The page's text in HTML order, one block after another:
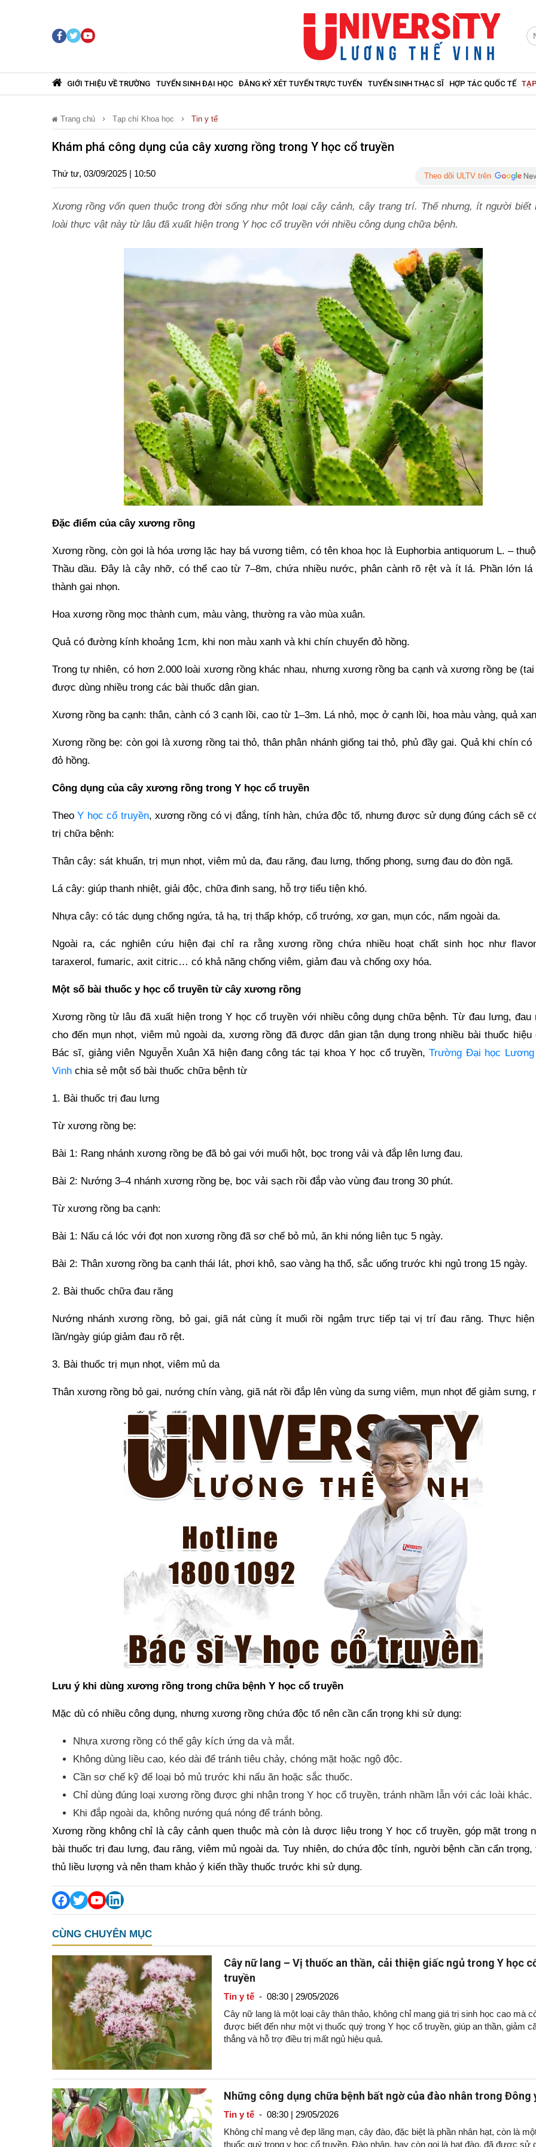
GIỚI THIỆU VỀ TRƯỜNG TUYỂN SINH ĐẠI HỌC ĐĂNG KÝ XÉT TUYỂN TRỰC TUYẾN TUYỂN SINH THẠC SĨ HỢP TÁC QUỐC TẾ
Trang chủ Tạp chí Khoa học Tin y tế
Khám phá công dụng của cây xương rồng trong Y học cổ truyền
Thứ tư, 03/09/2025 | 10:50 Theo dõi ULTV trên
Xương rồng vốn quen thuộc trong đời sống như một loại cây cảnh, cây trang trí. Thế nhưng, ít người biết
loài thực vật này từ lâu đã xuất hiện trong Y học cổ truyền với nhiều công dụng chữa bệnh.
Đặc điểm của cây xương rồng
Xương rồng, còn gọi là hóa ương lặc hay bá vương tiêm, có tên khoa học là Euphorbia antiquorum L. –
Thầu dầu. Đây là cây nhỡ, có thể cao từ 7–8m, chứa nhiều nước, phân cành rõ rệt và ít lá. Phần lớn lá
thành gai nhọn.
Hoa xương rồng mọc thành cụm, màu vàng, thường ra vào mùa xuân.
Quả có đường kính khoảng 1cm, khi non màu xanh và khi chín chuyển đỏ hồng.
Trong tự nhiên, có hơn 2.000 loài xương rồng khác nhau, nhưng xương rồng ba cạnh và xương rồng bẹ
được dùng nhiều trong các bài thuốc dân gian.
Xương rồng ba cạnh: thân, cành có 3 cạnh lồi, cao từ 1–3m. Lá nhỏ, mọc ở cạnh lồi, hoa màu vàng, quả
Xương rồng bẹ: còn gọi là xương rồng tai thỏ, thân phân nhánh giống tai thỏ, phủ đầy gai. Quả khi chín có
đỏ hồng.
Công dụng của cây xương rồng trong Y học cổ truyền
TheoY học cổ truyền, xương rồng có vị đắng, tính hàn, chứa độc tố, nhưng được sử dụng đúng cách sẽ
trị chữa bệnh:
Thân cây: sát khuẩn, trị mụn nhọt, viêm mủ da, đau răng, đau lưng, thống phong, sưng đau do đòn ngã.
Lá cây: giúp thanh nhiệt, giải độc, chữa đinh sang, hỗ trợ tiểu tiện khó.
Nhựa cây: có tác dụng chống ngứa, tả hạ, trị thấp khớp, cổ trướng, xơ gan, mụn cóc, nấm ngoài da.
Ngoài ra, các nghiên cứu hiện đại chỉ ra rằng xương rồng chứa nhiều hoạt chất sinh học như
taraxerol, fumaric, axit citric… có khả năng chống viêm, giảm đau và chống oxy hóa.
Một số bài thuốc y học cổ truyền từ cây xương rồng
Xương rồng từ lâu đã xuất hiện trong Y học cổ truyền với nhiều công dụng chữa bệnh. Từ đau lưng, đau
cho đến mụn nhọt, viêm mủ ngoài da, xương rồng đã được dân gian tận dụng trong nhiều bài thuốc hiệu
Bác sĩ, giảng viên Nguyễn Xuân Xã hiện đang công tác tại khoa Y học cổ truyền,Trường Đại học Lương
Vinh chia sẻ một số bài thuốc chữa bệnh từ
1. Bài thuốc trị đau lưng
Từ xương rồng bẹ:
Bài 1: Rang nhánh xương rồng bẹ đã bỏ gai với muối hột, bọc trong vải và đắp lên lưng đau.
Bài 2: Nướng 3–4 nhánh xương rồng bẹ, bọc vải sạch rồi đắp vào vùng đau trong 30 phút.
Từ xương rồng ba cạnh:
Bài 1: Nấu cá lóc với đọt non xương rồng đã sơ chế bỏ mủ, ăn khi nóng liên tục 5 ngày.
Bài 2: Thân xương rồng ba cạnh thái lát, phơi khô, sao vàng hạ thổ, sắc uống trước khi ngủ trong 15 ngày.
2. Bài thuốc chữa đau răng
Nướng nhánh xương rồng, bỏ gai, giã nát cùng ít muối rồi ngậm trực tiếp tại vị trí đau răng. Thực hiện
lần/ngày giúp giảm đau rõ rệt.
3. Bài thuốc trị mụn nhọt, viêm mủ da
Thân xương rồng bỏ gai, nướng chín vàng, giã nát rồi đắp lên vùng da sưng viêm, mụn nhọt để giảm sưng,
Lưu ý khi dùng xương rồng trong chữa bệnh Y học cổ truyền
Mặc dù có nhiều công dụng, nhưng xương rồng chứa độc tố nên cần cẩn trọng khi sử dụng:
Nhựa xương rồng có thể gây kích ứng da và mắt.
Không dùng liều cao, kéo dài để tránh tiêu chảy, chóng mặt hoặc ngộ độc.
Cần sơ chế kỹ để loại bỏ mủ trước khi nấu ăn hoặc sắc thuốc.
Chỉ dùng đúng loại xương rồng được ghi nhận trong Y học cổ truyền, tránh nhầm lẫn với các loài khác.
Khi đắp ngoài da, không nướng quá nóng để tránh bỏng.
Xương rồng không chỉ là cây cảnh quen thuộc mà còn là dược liệu trong Y học cổ truyền, góp mặt trong
bài thuốc trị đau lưng, đau răng, viêm mủ ngoài da. Tuy nhiên, do chứa độc tính, người bệnh cần cẩn trọng,
thủ liều lượng và nên tham khảo ý kiến thầy thuốc trước khi sử dụng.
CÙNG CHUYÊN MỤC
Cây nữ lang – Vị thuốc an thần, cải thiện giấc ngủ trong Y học
truyền
Tin y tế- 08:30 | 29/05/2026
Cây nữ lang là một loại cây thân thảo, không chỉ mang giá trị sinh học cao mà
được biết đến như một vị thuốc quý trong Y học cổ truyền, giúp an thần, giảm
thẳng và hỗ trợ điều trị mất ngủ hiệu quả.
Những công dụng chữa bệnh bất ngờ của đào nhân trong Đông
Tin y tế- 08:30 | 29/05/2026
Không chỉ mang vẻ đẹp lãng mạn, cây đào, đặc biệt là phần nhân hạt, còn là
thuốc quý trong y học cổ truyền. Đào nhân, hay còn gọi là hạt đào, đã được sử